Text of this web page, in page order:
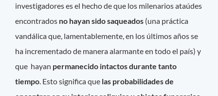
investigadores es el hecho de que los milenarios ataúdes
encontrados no hayan sido saqueados (una práctica
vandálica que, lamentablemente, en los últimos años se
ha incrementado de manera alarmante en todo el país) y
que hayan permanecido intactos durante tanto
tiempo. Esto significa que las probabilidades de